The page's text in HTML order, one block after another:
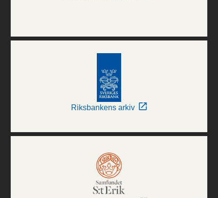
Riksbankens arkiv